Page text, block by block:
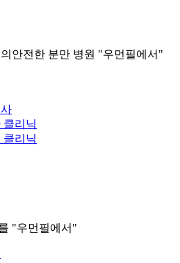
안전한 분만 병원 "우먼필에서"
클리닉
클리닉
"우먼필에서"